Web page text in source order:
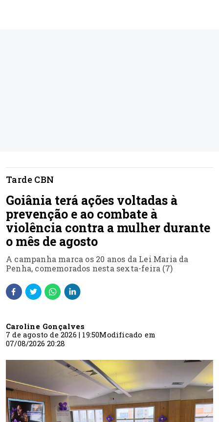
Tarde CBN
Goiânia terá ações voltadas à
prevenção e ao combate à
violência contra a mulher durante
o mês de agosto
A campanha marca os 20 anos da Lei Maria da
Penha, comemorados nesta sexta-feira (7)
Caroline Gonçalves
7 de agosto de 2026 | 19:50Modificado em
07/08/2026 20:28